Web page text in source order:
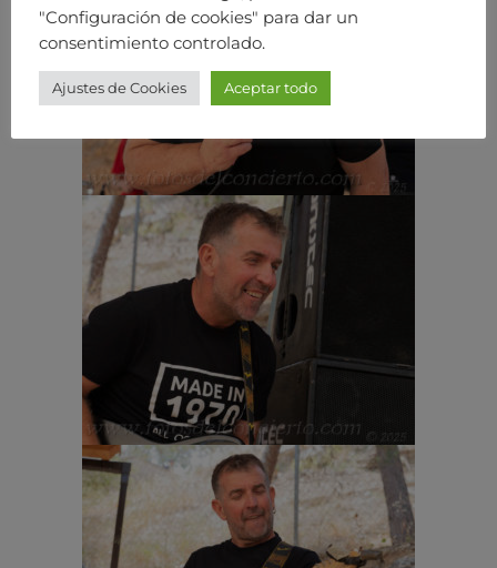
"Configuración de cookies" para dar un
consentimiento controlado.
Ajustes de Cookies Aceptar todo